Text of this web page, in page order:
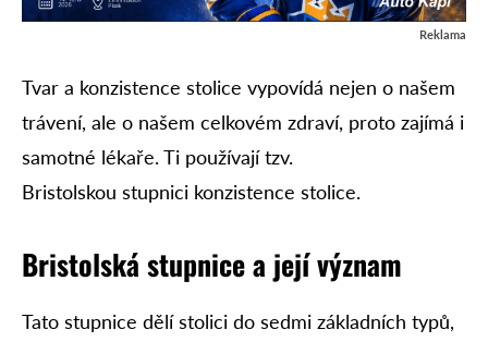
Reklama
Tvar a konzistence stolice vypovídá nejen o našem
trávení, ale o našem celkovém zdraví, proto zajímá i
samotné lékaře. Ti používají tzv.
Bristolskou stupnici konzistence stolice.
Bristolská stupnice a její význam
Tato stupnice dělí stolici do sedmi základních typů,